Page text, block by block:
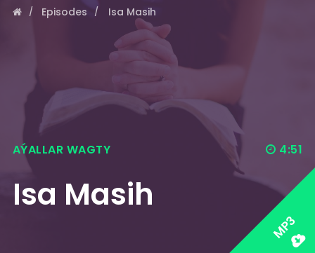
Episodes Isa Masih
AÝALLAR WAGTY 4:51
Isa Masih
MP3